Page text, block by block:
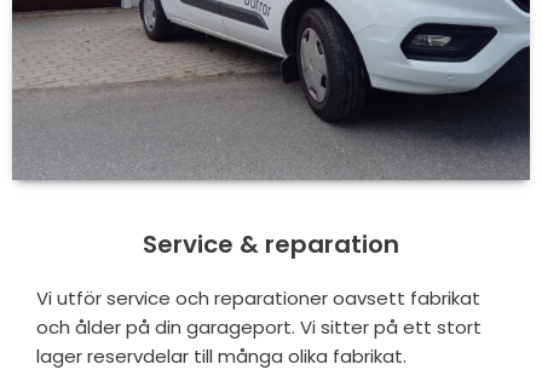
Service & reparation
Vi utför service och reparationer oavsett fabrikat
och ålder på din garageport. Vi sitter på ett stort
lager reservdelar till många olika fabrikat.